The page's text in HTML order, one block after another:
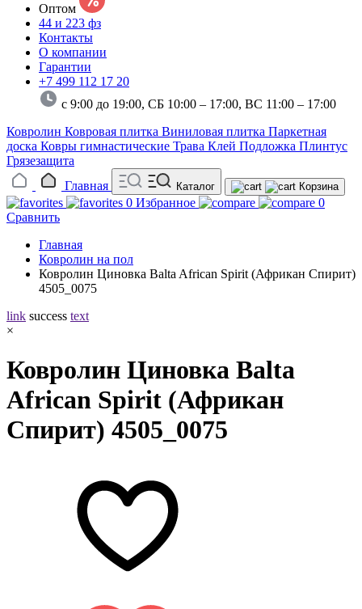
Оптом
44 и 223 фз
Контакты
О компании
Гарантии
+7 499 112 17 20
с 9:00 до 19:00, СБ 10:00 – 17:00, ВС 11:00 – 17:00
Ковролин Ковровая плитка Виниловая плитка Паркетная
доска Ковры гимнастические Трава Клей Подложка Плинтус
Грязезащита
Главная
Каталог Корзина
0 Избранное
0
Сравнить
Главная
Ковролин на пол
Ковролин Циновка Balta African Spirit (Африкан Спирит)
4505_0075
link success text
×
Ковролин Циновка Balta
African Spirit (Африкан
Спирит) 4505_0075